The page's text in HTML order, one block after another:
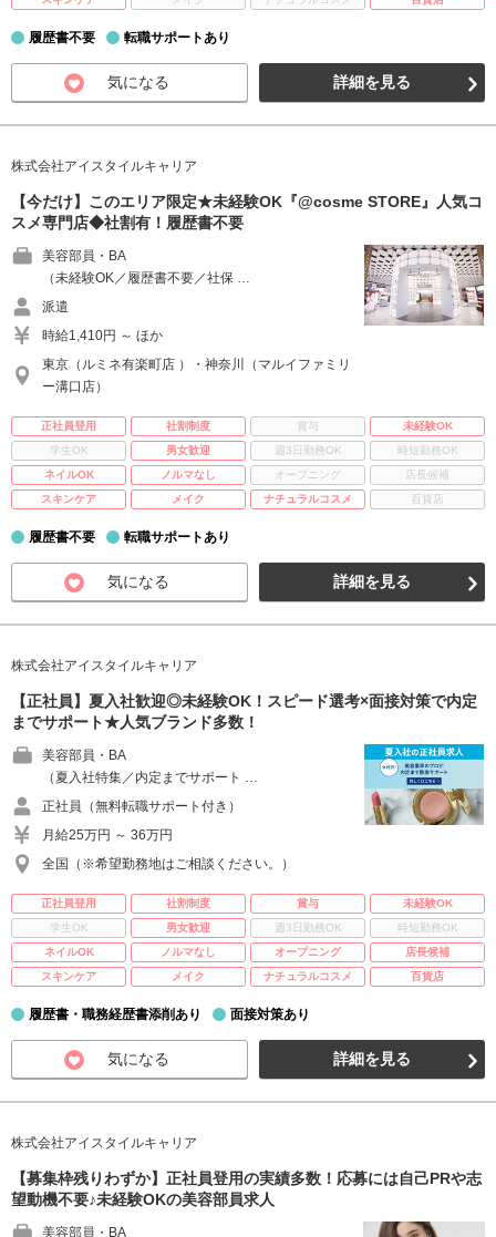
履歴書不要 転職サポートあり
気になる 詳細を見る
株式会社アイスタイルキャリア
【今だけ】このエリア限定★未経験OK『@cosme STORE』人気コ
スメ専門店◆社割有！履歴書不要
美容部員・BA
（未経験OK／履歴書不要／社保 …
派遣
時給1,410円 ～ ほか
東京（ルミネ有楽町店 ）・神奈川（マルイファミリ
ー溝口店）
正社員登用 社割制度 賞与
未経験OK
学生OK
男女歓迎 週3日勤務OK
時短勤務OK
ネイルOK
ノルマなし オープニング
店長候補
スキンケア
メイク ナチュラルコスメ 百貨店
履歴書不要 転職サポートあり
気になる 詳細を見る
株式会社アイスタイルキャリア
【正社員】夏入社歓迎◎未経験OK！スピード選考×面接対策で内定
までサポート★人気ブランド多数！
美容部員・BA
（夏入社特集／内定までサポート …
正社員（無料転職サポート付き）
月給25万円 ～ 36万円
全国（※希望勤務地はご相談ください。）
正社員登用 社割制度 賞与
未経験OK
学生OK
男女歓迎 週3日勤務OK
時短勤務OK
ネイルOK
ノルマなし オープニング
店長候補
スキンケア
メイク ナチュラルコスメ 百貨店
履歴書・職務経歴書添削あり 面接対策あり
気になる 詳細を見る
株式会社アイスタイルキャリア
【募集枠残りわずか】正社員登用の実績多数！応募には自己PRや志
望動機不要♪未経験OKの美容部員求人
美容部員・BA